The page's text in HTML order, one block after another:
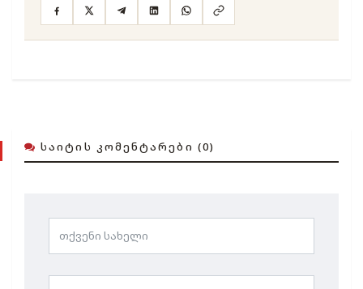
ᲡᲐᲘᲢᲘᲡ ᲙᲝᲛᲔᲜᲢᲐᲠᲔᲑᲘ (0)